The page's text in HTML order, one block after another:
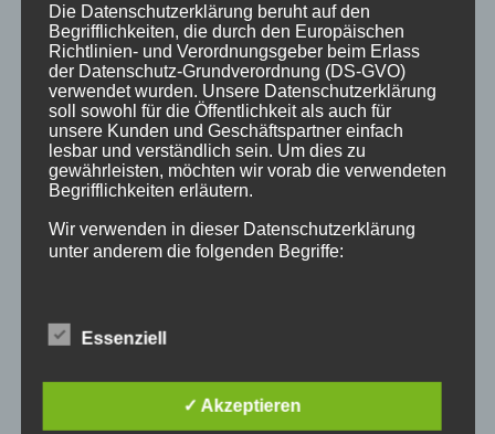
geschenk geschenkartikel geschenkidee handwerk
holz holzartikel holzbearbeitung holzbrett
holzgeschenke holzpostkarten holzprodukte
holzschild holzschilder holzwaren individuell
kempten laser lasergravur
messestand post schild schilder schilder aus holz
Die Datenschutzerklärung beruht auf den
Begrifflichkeiten, die durch den Europäischen
Richtlinien- und Verordnungsgeber beim Erlass
der Datenschutz-Grundverordnung (DS-GVO)
verwendet wurden. Unsere Datenschutzerklärung
soll sowohl für die Öffentlichkeit als auch für
unsere Kunden und Geschäftspartner einfach
lesbar und verständlich sein. Um dies zu
gewährleisten, möchten wir vorab die verwendeten
Begrifflichkeiten erläutern.
Wir verwenden in dieser Datenschutzerklärung
unter anderem die folgenden Begriffe:
a) personenbezogene Daten
Personenbezogene Daten sind alle Informationen,
Essenziell
✓ Akzeptieren